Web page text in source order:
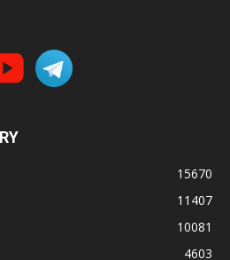
15670
11407
10081
4603